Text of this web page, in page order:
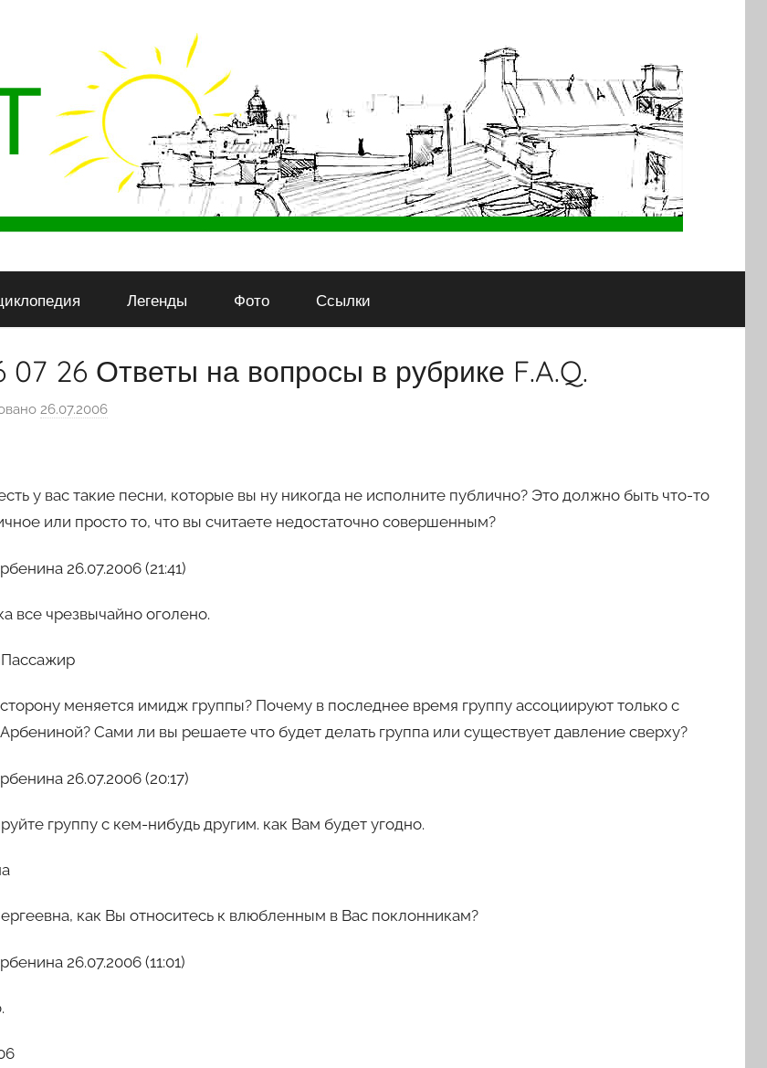
Легенды Фото Ссылки
07 26 Ответы на вопросы в рубрике F.A.Q.
26.07.2006
р
о
Х
м
у вас такие песни, которые вы ну никогда не исполните публично? Это должно быть что-то
или просто то, что вы считаете недостаточно совершенным?
26.07.2006 (21:41)
все чрезвычайно оголено.
меняется имидж группы? Почему в последнее время группу ассоциируют только с
Сами ли вы решаете что будет делать группа или существует давление сверху?
26.07.2006 (20:17)
группу с кем-нибудь другим. как Вам будет угодно.
как Вы относитесь к влюбленным в Вас поклонникам?
26.07.2006 (11:01)